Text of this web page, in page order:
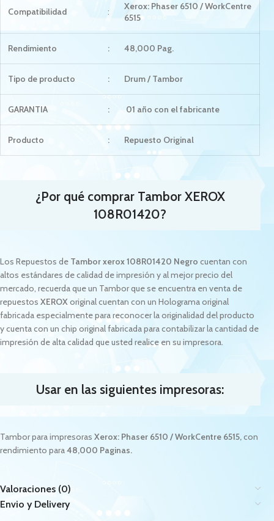
Compatibilidad :
Xerox: Phaser 6510 / WorkCentre
6515
Rendimiento : 48,000 Pag.
Tipo de producto : Drum / Tambor
GARANTIA : 01 año con el fabricante
Producto : Repuesto Original
¿Por qué comprar Tambor XEROX
108R01420?
Los Repuestos de Tambor xerox 108R01420 Negro cuentan con
altos estándares de calidad de impresión y al mejor precio del
mercado, recuerda que un Tambor que se encuentra en venta de
repuestos XEROXoriginal cuentan con un Holograma original
fabricada especialmente para reconocer la originalidad del producto
y cuenta con un chip original fabricada para contabilizar la cantidad de
impresión de alta calidad que usted realice en su impresora.
Usar en las siguientes impresoras:
Tambor para impresoras Xerox: Phaser 6510 / WorkCentre 6515,con
rendimiento para48,000 Paginas.
Valoraciones (0)
Envio y Delivery